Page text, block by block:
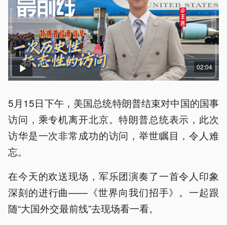
02:04
5月15日下午，美国总统特朗普结束对中国的国事
访问，乘专机离开北京。特朗普总统表示，此次
访华是一次非常成功的访问，举世瞩目，令人难
忘。
在今天的欢送现场，军乐团演奏了一首令人印象
深刻的进行曲——《世界向我们招手》。一起跟
随“大国外交最前线”去现场看一看。